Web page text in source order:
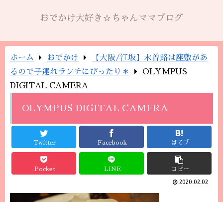
おでかけ大好き☆ちゃんママブログ
ホーム おでかけ
【大阪/江坂】木曽路は座敷があ
るので子連れランチにぴったり＊
OLYMPUS
DIGITAL CAMERA
OLYMPUS DIGITAL CAMERA
Twitter Facebook はてブ
Pocket LINE コピー
2020.02.02